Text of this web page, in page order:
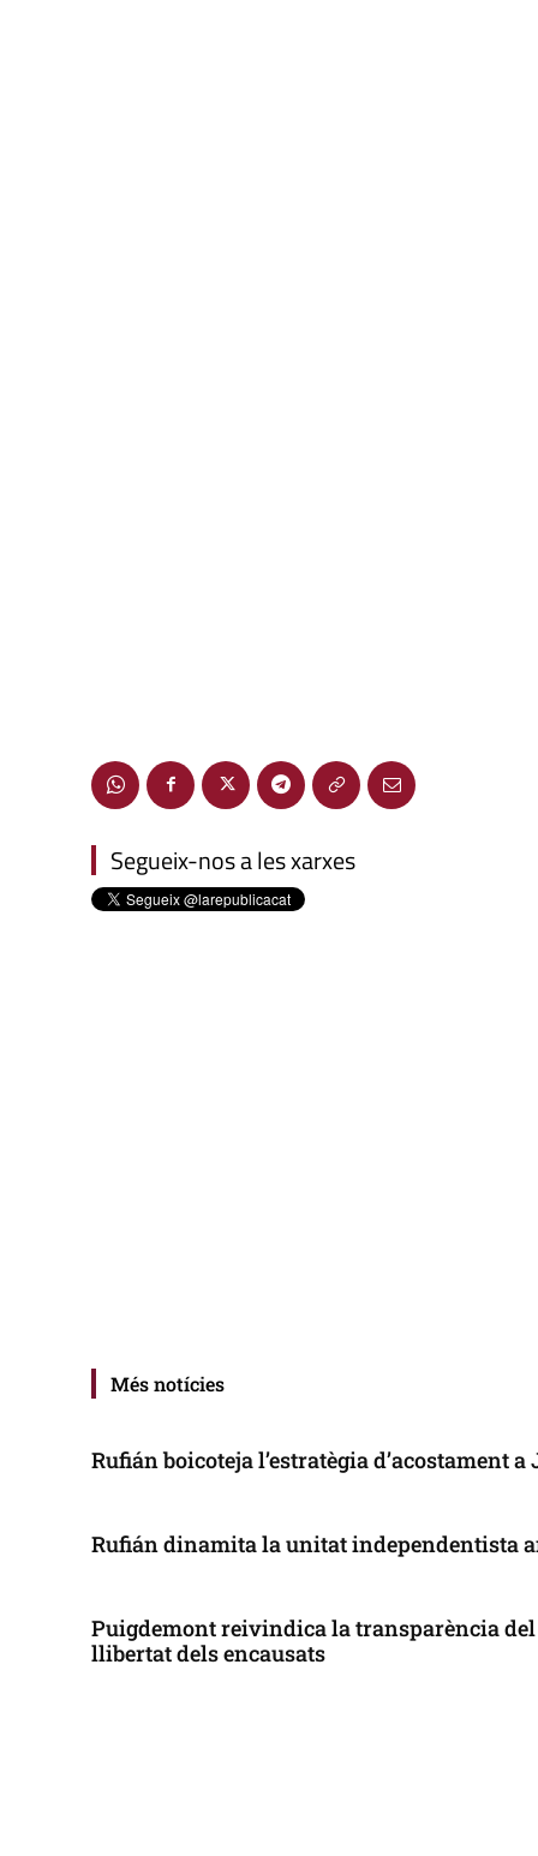
Segueix-nos a les xarxes
Més notícies
Rufián boicoteja l’estratègia d’acostament
Rufián dinamita la unitat independentista
Puigdemont reivindica la transparència
llibertat dels encausats